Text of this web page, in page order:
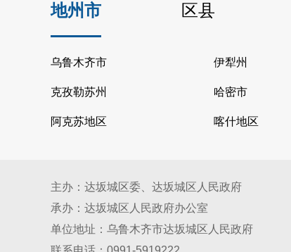
地州市 区县
乌鲁木齐市 伊犁州
克孜勒苏州 哈密市
阿克苏地区 喀什地区
主办：达坂城区委、达坂城区人民政府
承办：达坂城区人民政府办公室
单位地址：乌鲁木齐市达坂城区人民政府